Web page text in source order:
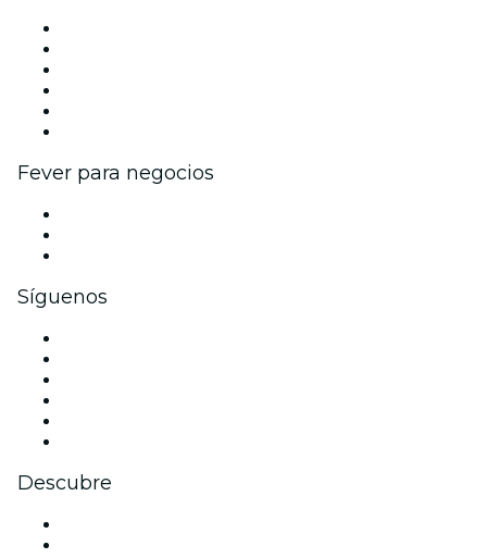
Fever para negocios
Síguenos
Descubre